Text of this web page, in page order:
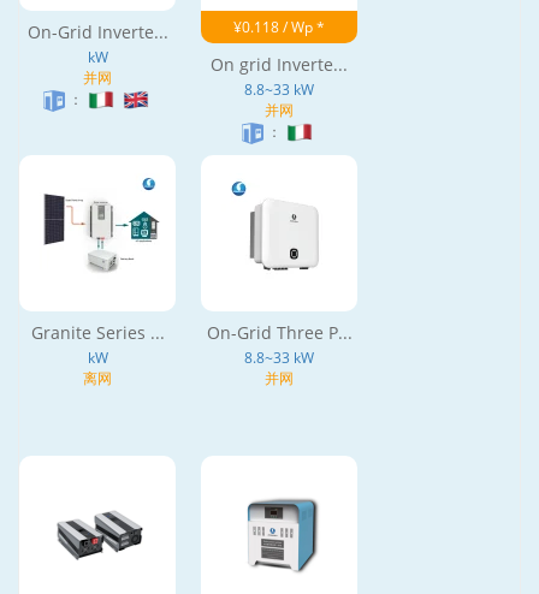
On-Grid Inverte...
kW
并网
：
¥0.118 / Wp *
On grid Inverte...
8.8~33 kW
并网
：
Granite Series ...
kW
离网
On-Grid Three P...
8.8~33 kW
并网